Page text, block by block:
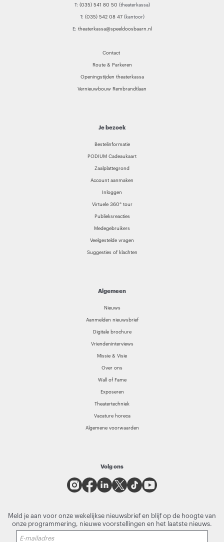
T: (035) 541 80 50 (theaterkassa)
T: (035) 542 08 47(kantoor)
E: theaterkassa@speeldoosbaarn.nl
Contact
Route & Parkeren
Openingstijden theaterkassa
Vernieuwbouw Rembrandtlaan
Je bezoek
Bestelinformatie
PODIUM Cadeaukaart
Zaalplattegrond
Account aanmaken
Inloggen
Virtuele 360° tour
Publieksreacties
Medegebruikers
Veelgestelde vragen
Suggesties of klachten
Algemeen
Nieuws
Aanmelden nieuwsbrief
Digitale brochure
Vriendeninterviews
Missie & Visie
Over ons
Wall of Fame
Exposeren
Theatertechniek
Vacature horeca
Algemene voorwaarden
Volg ons
Meld je aan voor onze wekelijkse nieuwsbrief en blijf op de hoogte van
onze programmering, nieuwe voorstellingen en het laatste nieuws.